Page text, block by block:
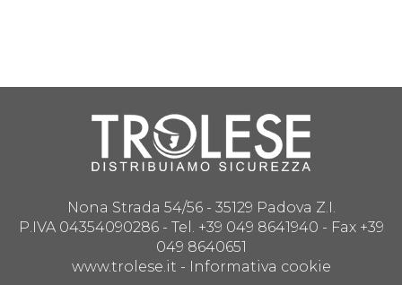
Nona Strada 54/56 - 35129 Padova Z.I.
P.IVA 04354090286 - Tel. +39 049 8641940 - Fax +39
049 8640651
www.trolese.it - Informativa cookie